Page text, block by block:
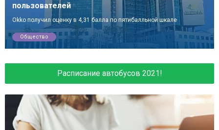
пользователей
Okko получил оценку в 4,31 балла по пятибалльной шкале
Общество
Расписание автобусов 2021!